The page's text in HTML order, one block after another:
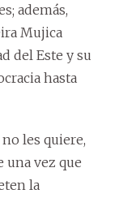
además,
Mujica
del Este y su
hasta
les quiere,
una vez que
la